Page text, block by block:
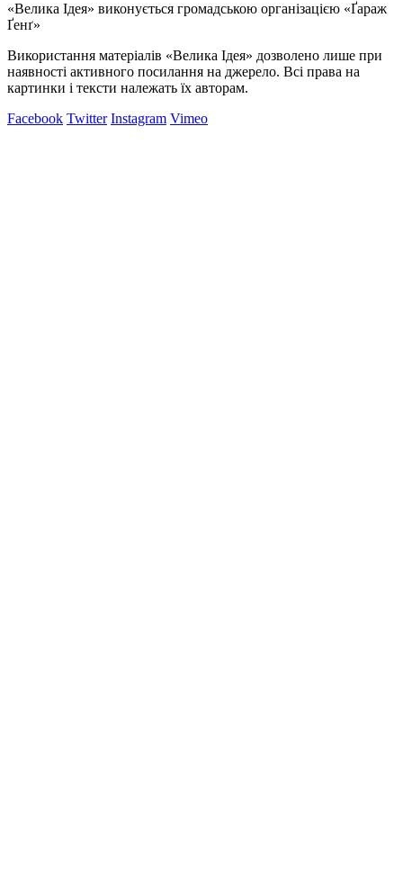
«Велика Ідея» виконується громадською організацією «Ґараж
Ґенґ»
Використання матеріалів «Велика Ідея» дозволено лише при
наявності активного посилання на джерело. Всі права на
картинки і тексти належать їх авторам.
Facebook Twitter Instagram Vimeo